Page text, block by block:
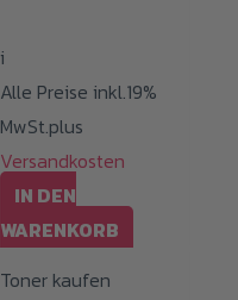
i
Alle Preise inkl.19%
MwSt.plus
Versandkosten
IN DEN
WARENKORB
Toner kaufen